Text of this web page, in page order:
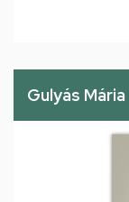
Gulyás Mária